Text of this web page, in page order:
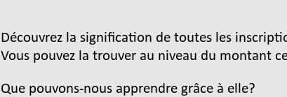
Découvrez la signification de toutes les
Vous pouvez la trouver au niveau du montant
Que pouvons-nous apprendre grâce à elle?